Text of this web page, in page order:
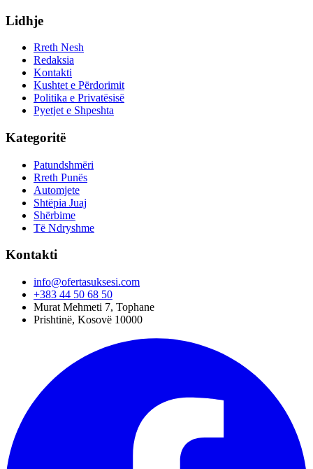
Lidhje
Rreth Nesh
Redaksia
Kontakti
Kushtet e Përdorimit
Politika e Privatësisë
Pyetjet e Shpeshta
Kategoritë
Patundshmëri
Rreth Punës
Automjete
Shtëpia Juaj
Shërbime
Të Ndryshme
Kontakti
info@ofertasuksesi.com
+383 44 50 68 50
Murat Mehmeti 7, Tophane
Prishtinë, Kosovë 10000